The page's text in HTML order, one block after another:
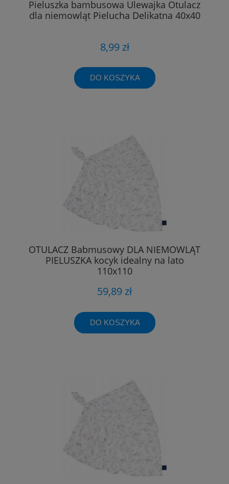
Pieluszka bambusowa Ulewajka Otulacz
dla niemowląt Pielucha Delikatna 40x40
8,99 zł
DO KOSZYKA
OTULACZ Babmusowy DLA NIEMOWLĄT
PIELUSZKA kocyk idealny na lato
110x110
59,89 zł
DO KOSZYKA